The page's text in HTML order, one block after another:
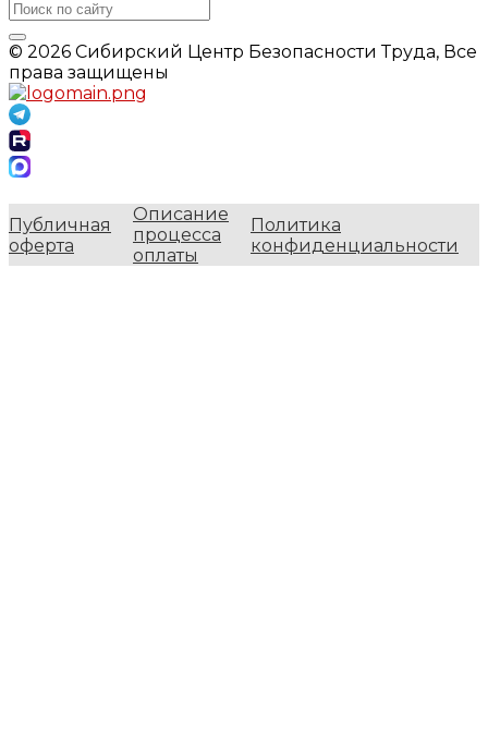
© 2026 Сибирский Центр Безопасности Труда, Все
права защищены
Публичная
оферта
Описание
процесса
оплаты
Политика
конфиденциальности